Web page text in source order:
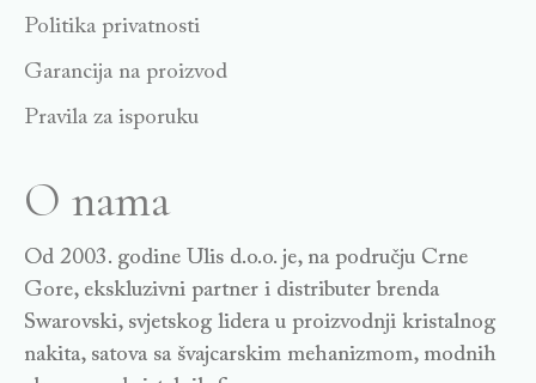
Politika privatnosti
Garancija na proizvod
Pravila za isporuku
O nama
Od 2003. godine Ulis d.o.o. je, na području Crne
Gore, ekskluzivni partner i distributer brenda
Swarovski, svjetskog lidera u proizvodnji kristalnog
nakita, satova sa švajcarskim mehanizmom, modnih